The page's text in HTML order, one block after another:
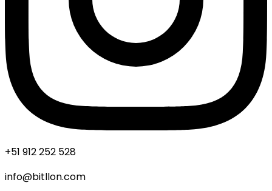
+51 912 252 528
info@bitllon.com